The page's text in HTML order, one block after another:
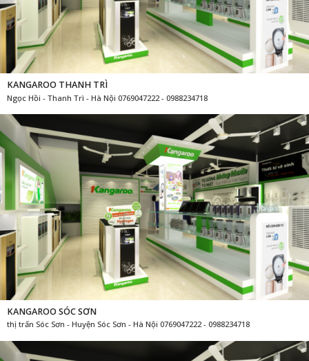
KANGAROO THANH TRÌ
Ngọc Hồi - Thanh Trì - Hà Nội 0769047222 - 0988234718
KANGAROO SÓC SƠN
thị trấn Sóc Sơn - Huyện Sóc Sơn - Hà Nội 0769047222 - 0988234718